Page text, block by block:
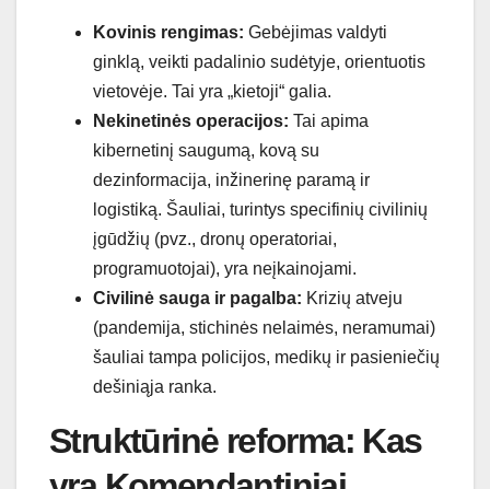
Kovinis rengimas: Gebėjimas valdyti
ginklą, veikti padalinio sudėtyje, orientuotis
vietovėje. Tai yra „kietoji“ galia.
Nekinetinės operacijos: Tai apima
kibernetinį saugumą, kovą su
dezinformacija, inžinerinę paramą ir
logistiką. Šauliai, turintys specifinių civilinių
įgūdžių (pvz., dronų operatoriai,
programuotojai), yra neįkainojami.
Civilinė sauga ir pagalba: Krizių atveju
(pandemija, stichinės nelaimės, neramumai)
šauliai tampa policijos, medikų ir pasieniečių
dešiniąja ranka.
Struktūrinė reforma: Kas